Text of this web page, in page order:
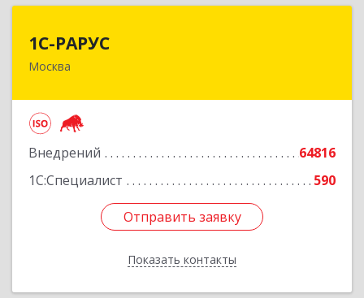
1С-РАРУС
Москва
Внедрений
64816
1С:Специалист
590
Отправить заявку
Показать контакты
127434, Москва г, Дмитровское ш, дом № 9Б
Отправить заявку
Назад